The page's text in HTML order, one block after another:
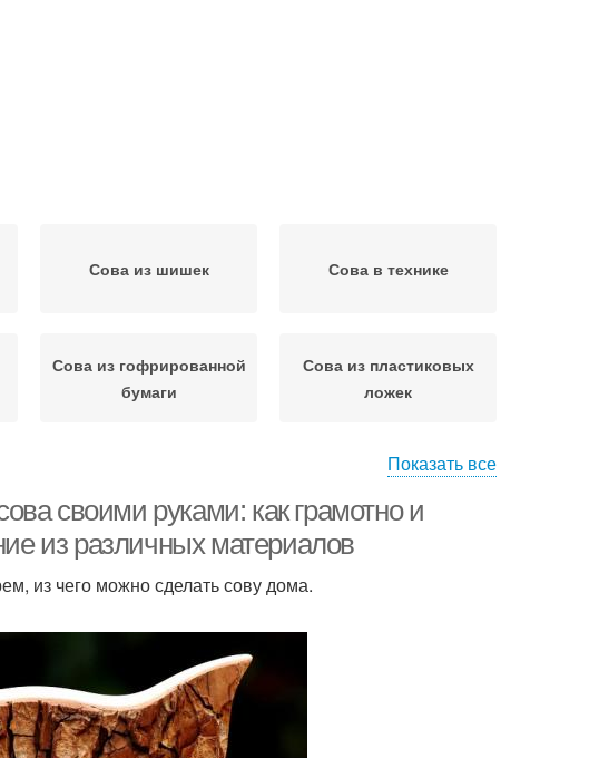
Сова из шишек Сова в технике
Сова из гофрированной
бумаги
Сова из пластиковых
ложек
Сова на пенопластовой
основе
Сова из сердец
Показать все
своими руками: как грамотно и
из различных материалов
из чего можно сделать сову дома.